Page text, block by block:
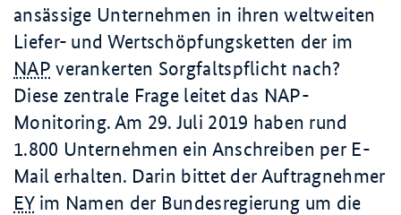
ansässige Unternehmen in ihren weltweiten
Liefer- und Wertschöpfungsketten der im
NAP verankerten Sorgfaltspflicht nach?
Diese zentrale Frage leitet das NAP-
Monitoring. Am 29. Juli 2019 haben rund
1.800 Unternehmen ein Anschreiben per E-
Mail erhalten. Darin bittet der Auftragnehmer
EYim Namen der Bundesregierung um die